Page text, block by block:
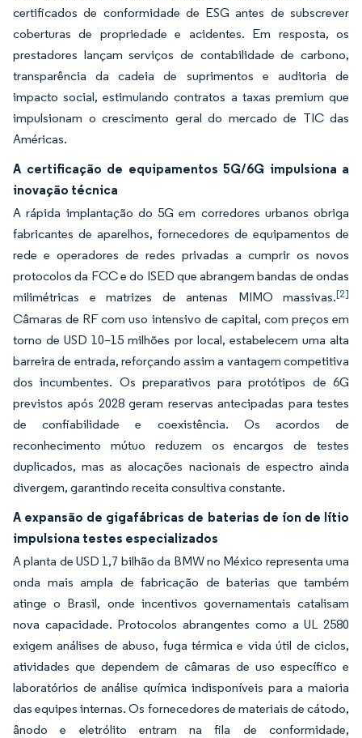
certificados de conformidade de ESG antes de subscrever
coberturas de propriedade e acidentes. Em resposta, os
prestadores lançam serviços de contabilidade de carbono,
transparência da cadeia de suprimentos e auditoria de
impacto social, estimulando contratos a taxas premium que
impulsionam o crescimento geral do mercado de TIC das
Américas.
A certificação de equipamentos 5G/6G impulsiona a
inovação técnica
A rápida implantação do 5G em corredores urbanos obriga
fabricantes de aparelhos, fornecedores de equipamentos de
rede e operadores de redes privadas a cumprir os novos
protocolos da FCC e do ISED que abrangem bandas de ondas
milimétricas e matrizes de antenas MIMO massivas.[2]
Câmaras de RF com uso intensivo de capital, com preços em
torno de USD 10–15 milhões por local, estabelecem uma alta
barreira de entrada, reforçando assim a vantagem competitiva
dos incumbentes. Os preparativos para protótipos de 6G
previstos após 2028 geram reservas antecipadas para testes
de confiabilidade e coexistência. Os acordos de
reconhecimento mútuo reduzem os encargos de testes
duplicados, mas as alocações nacionais de espectro ainda
divergem, garantindo receita consultiva constante.
A expansão de gigafábricas de baterias de íon de lítio
impulsiona testes especializados
A planta de USD 1,7 bilhão da BMW no México representa uma
onda mais ampla de fabricação de baterias que também
atinge o Brasil, onde incentivos governamentais catalisam
nova capacidade. Protocolos abrangentes como a UL 2580
exigem análises de abuso, fuga térmica e vida útil de ciclos,
atividades que dependem de câmaras de uso específico e
laboratórios de análise química indisponíveis para a maioria
das equipes internas. Os fornecedores de materiais de cátodo,
ânodo e eletrólito entram na fila de conformidade,